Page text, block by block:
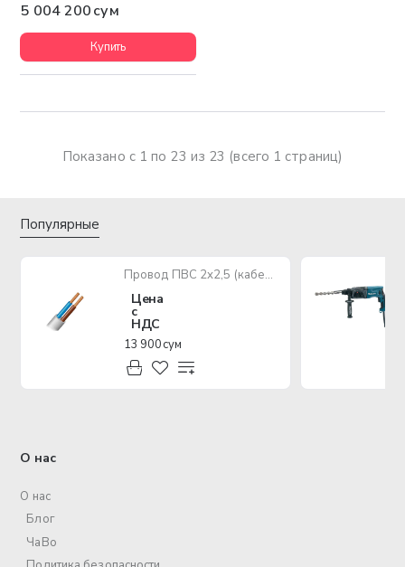
5 004 200 сум
Купить
Показано с 1 по 23 из 23 (всего 1 страниц)
Популярные
Провод ПВС 2х2,5 (кабель медный многожильный)
Цена
с
НДС
13 900 сум
О нас
О нас
Блог
ЧаВо